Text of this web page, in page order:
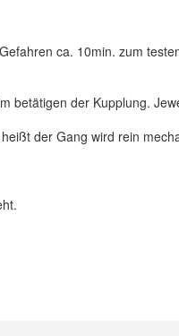
ca. 10min. zum
betätigen der Kupplung.
der Gang wird rein